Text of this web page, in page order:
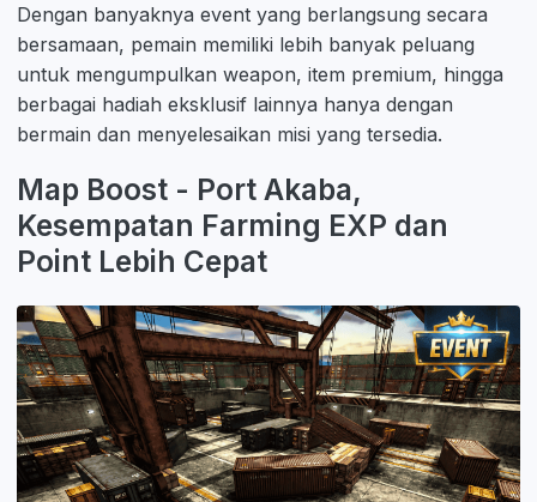
Dengan banyaknya event yang berlangsung secara
bersamaan, pemain memiliki lebih banyak peluang
untuk mengumpulkan weapon, item premium, hingga
berbagai hadiah eksklusif lainnya hanya dengan
bermain dan menyelesaikan misi yang tersedia.
Map Boost - Port Akaba,
Kesempatan Farming EXP dan
Point Lebih Cepat